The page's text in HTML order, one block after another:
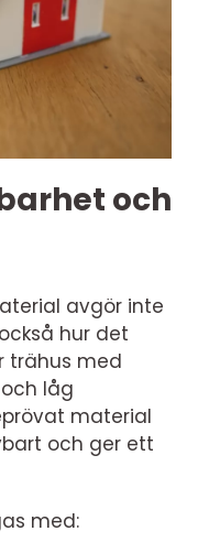
och
avgör inte
hur det
trähus med
låg
material
och ger ett
med: